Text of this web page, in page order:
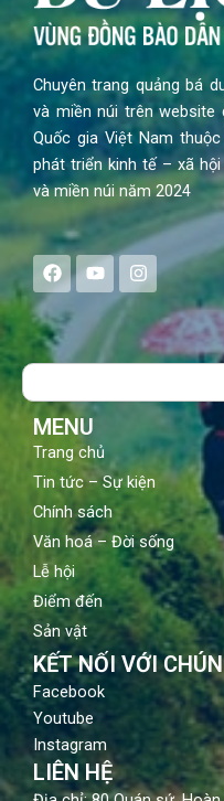
Chuyên trang quảng bá
và miền núi trên website
Quốc gia Việt Nam
phát triển kinh tế – xã
và miền núi năm 2024
F
a
c
e
b
o
Y
o
u
t
u
b
I
n
s
a
g
Search
MENU
Trang chủ
Tin tức – Sự kiện
Chính sách
Văn hoá – Đời sống
Lễ hội
Điểm đến
Sản vật
KẾT NỐI VỚI
Facebook
Youtube
Instagram
LIÊN HỆ